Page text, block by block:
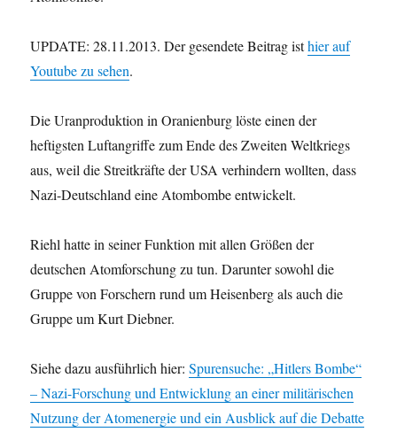
UPDATE: 28.11.2013. Der gesendete Beitrag isthier auf
Youtube zu sehen.
Die Uranproduktion in Oranienburg löste einen der
heftigsten Luftangriffe zum Ende des Zweiten Weltkriegs
aus, weil die Streitkräfte der USA verhindern wollten, dass
Nazi-Deutschland eine Atombombe entwickelt.
Riehl hatte in seiner Funktion mit allen Größen der
deutschen Atomforschung zu tun. Darunter sowohl die
Gruppe von Forschern rund um Heisenberg als auch die
Gruppe um Kurt Diebner.
Siehe dazu ausführlich hier:Spurensuche: „Hitlers Bombe“
– Nazi-Forschung und Entwicklung an einer militärischen
Nutzung der Atomenergie und ein Ausblick auf die Debatte